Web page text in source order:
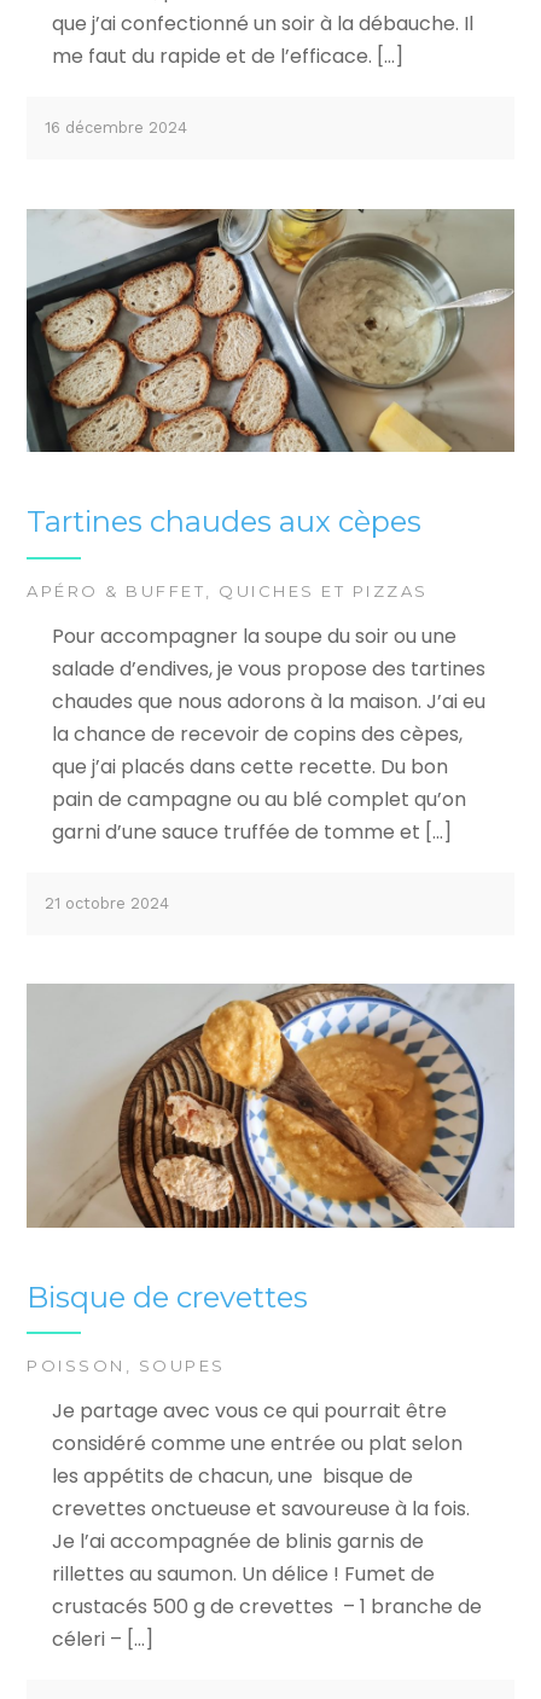
que j’ai confectionné un soir à la débauche. Il
me faut du rapide et de l’efficace. […]
16 décembre 2024
Tartines chaudes aux cèpes
APÉRO & BUFFET QUICHES ET PIZZAS
Pour accompagner la soupe du soir ou une
salade d’endives, je vous propose des tartines
chaudes que nous adorons à la maison. J’ai eu
la chance de recevoir de copins des cèpes,
que j’ai placés dans cette recette. Du bon
pain de campagne ou au blé complet qu’on
garni d’une sauce truffée de tomme et […]
21 octobre 2024
Bisque de crevettes
POISSON , SOUPES
Je partage avec vous ce qui pourrait être
considéré comme une entrée ou plat selon
les appétits de chacun, une bisque de
crevettes onctueuse et savoureuse à la fois.
Je l’ai accompagnée de blinis garnis de
rillettes au saumon. Un délice ! Fumet de
crustacés 500 g de crevettes – 1 branche de
céleri – […]